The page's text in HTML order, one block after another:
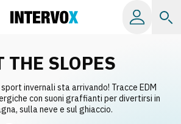
THE SLOPES
invernali sta arrivando! Tracce EDM
con suoni graffianti per divertirsi in
sulla neve e sul ghiaccio.